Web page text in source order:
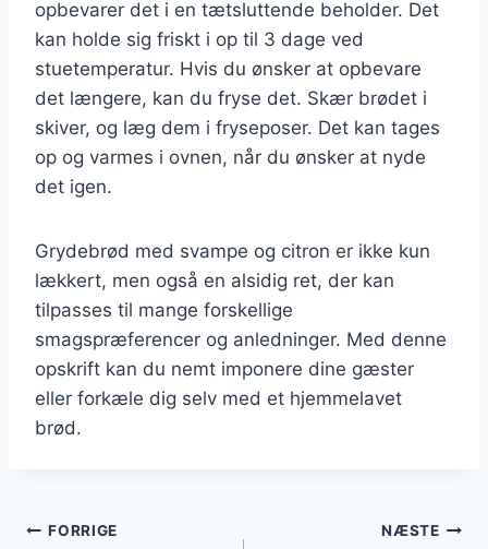
opbevarer det i en tætsluttende beholder. Det
kan holde sig friskt i op til 3 dage ved
stuetemperatur. Hvis du ønsker at opbevare
det længere, kan du fryse det. Skær brødet i
skiver, og læg dem i fryseposer. Det kan tages
op og varmes i ovnen, når du ønsker at nyde
det igen.
Grydebrød med svampe og citron er ikke kun
lækkert, men også en alsidig ret, der kan
tilpasses til mange forskellige
smagspræferencer og anledninger. Med denne
opskrift kan du nemt imponere dine gæster
eller forkæle dig selv med et hjemmelavet
brød.
Indlægsnavigation
FORRIGE NÆSTE